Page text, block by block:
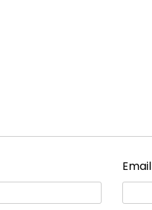
Email